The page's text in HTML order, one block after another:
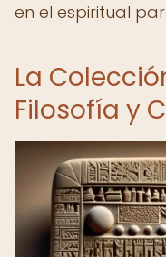
en el espiritual
La
Filosofía y